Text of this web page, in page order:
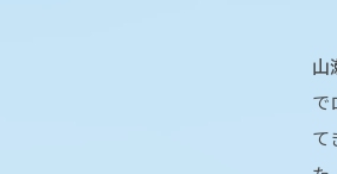
山
で
て